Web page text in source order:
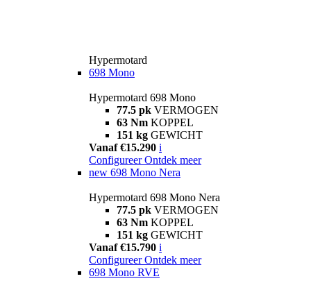
Hypermotard
698 Mono
Hypermotard 698 Mono
77.5 pk VERMOGEN
63 Nm KOPPEL
151 kg GEWICHT
Vanaf €15.290 i
Configureer Ontdek meer
new 698 Mono Nera
Hypermotard 698 Mono Nera
77.5 pk VERMOGEN
63 Nm KOPPEL
151 kg GEWICHT
Vanaf €15.790 i
Configureer Ontdek meer
698 Mono RVE